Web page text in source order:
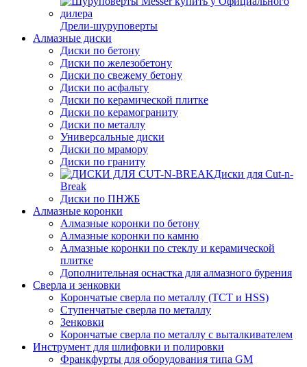
Дрели-шуруповерты
Алмазные диски
Диски по бетону
Диски по железобетону
Диски по свежему бетону
Диски по асфальту
Диски по керамической плитке
Диски по керамограниту
Диски по металлу
Универсальные диски
Диски по мрамору
Диски по граниту
Диски для Cut-n-
Break
Диски по ПНЖБ
Алмазные коронки
Алмазные коронки по бетону
Алмазные коронки по камню
Алмазные коронки по стеклу и керамической
плитке
Дополнительная оснастка для алмазного бурения
Сверла и зенковки
Корончатые сверла по металлу (TCT и HSS)
Ступенчатые сверла по металлу
Зенковки
Корончатые сверла по металлу c выталкивателем
Инструмент для шлифовки и полировки
Франкфурты для оборудования типа GM